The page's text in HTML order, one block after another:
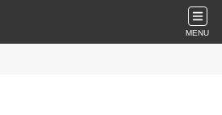
MENU